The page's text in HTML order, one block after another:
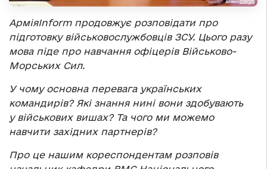
АрміяInform продовжує розповідати про
підготовку військовослужбовців ЗСУ. Цього разу
мова піде про навчання офіцерів Військово-
Морських Сил.
У чому основна перевага українських
командирів? Які знання нині вони здобувають
у військових вишах? Та чого ми можемо
навчити західних партнерів?
Про це нашим кореспондентам розповів